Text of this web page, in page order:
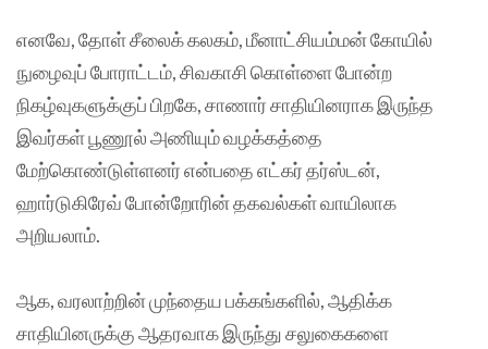
எனவே, தோள் சீலைக் கலகம், மீனாட்சியம்மன் கோயில்
நுழைவுப் போராட்டம், சிவகாசி கொள்ளை போன்ற
நிகழ்வுகளுக்குப் பிறகே, சாணார் சாதியினராக இருந்த
இவர்கள் பூணூல் அணியும் வழக்கத்தை
மேற்கொண்டுள்ளனர் என்பதை எட்கர் தர்ஸ்டன்,
ஹார்டுகிரேவ் போன்றோரின் தகவல்கள் வாயிலாக
அறியலாம்.
ஆக, வரலாற்றின் முந்தைய பக்கங்களில், ஆதிக்க
சாதியினருக்கு ஆதரவாக இருந்து சலுகைகளை